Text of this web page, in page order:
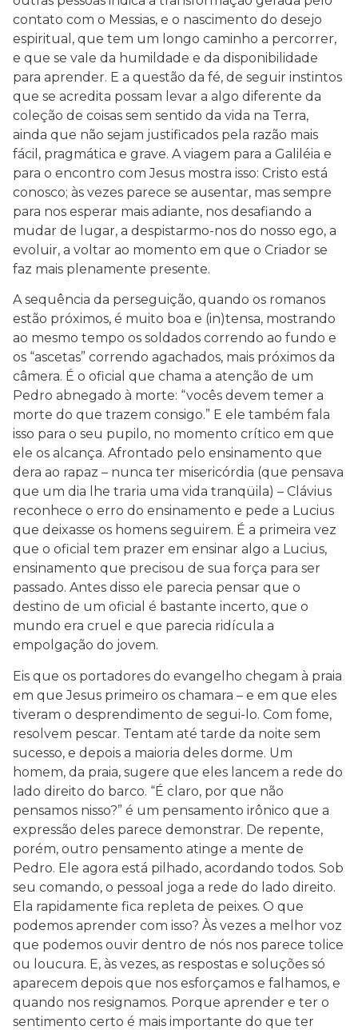
contato com o Messias, e o nascimento do desejo
espiritual, que tem um longo caminho a percorrer,
e que se vale da humildade e da disponibilidade
para aprender. E a questão da fé, de seguir instintos
que se acredita possam levar a algo diferente da
coleção de coisas sem sentido da vida na Terra,
ainda que não sejam justificados pela razão mais
fácil, pragmática e grave. A viagem para a Galiléia e
para o encontro com Jesus mostra isso: Cristo está
conosco; às vezes parece se ausentar, mas sempre
para nos esperar mais adiante, nos desafiando a
mudar de lugar, a despistarmo-nos do nosso ego, a
evoluir, a voltar ao momento em que o Criador se
faz mais plenamente presente.
A sequência da perseguição, quando os romanos
estão próximos, é muito boa e (in)tensa, mostrando
ao mesmo tempo os soldados correndo ao fundo e
os “ascetas” correndo agachados, mais próximos da
câmera. É o oficial que chama a atenção de um
Pedro abnegado à morte: “vocês devem temer a
morte do que trazem consigo.” E ele também fala
isso para o seu pupilo, no momento crítico em que
ele os alcança. Afrontado pelo ensinamento que
dera ao rapaz – nunca ter misericórdia (que pensava
que um dia lhe traria uma vida tranqüila) – Clávius
reconhece o erro do ensinamento e pede a Lucius
que deixasse os homens seguirem. É a primeira vez
que o oficial tem prazer em ensinar algo a Lucius,
ensinamento que precisou de sua força para ser
passado. Antes disso ele parecia pensar que o
destino de um oficial é bastante incerto, que o
mundo era cruel e que parecia ridícula a
empolgação do jovem.
Eis que os portadores do evangelho chegam à praia
em que Jesus primeiro os chamara – e em que eles
tiveram o desprendimento de segui-lo. Com fome,
resolvem pescar. Tentam até tarde da noite sem
sucesso, e depois a maioria deles dorme. Um
homem, da praia, sugere que eles lancem a rede do
lado direito do barco. “É claro, por que não
pensamos nisso?” é um pensamento irônico que a
expressão deles parece demonstrar. De repente,
porém, outro pensamento atinge a mente de
Pedro. Ele agora está pilhado, acordando todos. Sob
seu comando, o pessoal joga a rede do lado direito.
Ela rapidamente fica repleta de peixes. O que
podemos aprender com isso? Às vezes a melhor voz
que podemos ouvir dentro de nós nos parece tolice
ou loucura. E, às vezes, as respostas e soluções só
aparecem depois que nos esforçamos e falhamos, e
quando nos resignamos. Porque aprender e ter o
sentimento certo é mais importante do que ter